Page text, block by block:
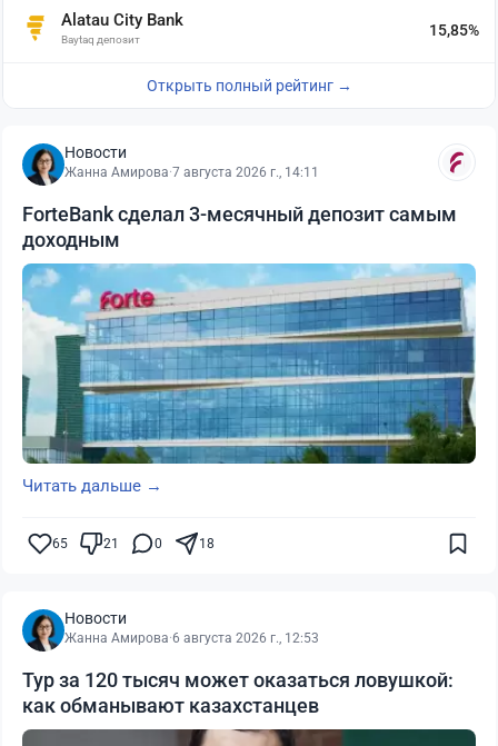
Alatau City Bank
Baytaq депозит
15,85%
Открыть полный рейтинг →
Новости
Жанна Амирова·7 августа 2026 г., 14:11
ForteBank сделал 3-месячный депозит самым
доходным
Читать дальше →
65 21 0 18
Новости
Жанна Амирова·6 августа 2026 г., 12:53
Тур за 120 тысяч может оказаться ловушкой:
как обманывают казахстанцев